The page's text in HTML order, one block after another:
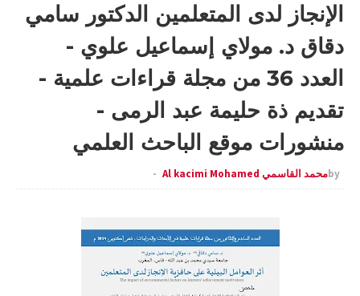
الإنجاز لدى المتعلمين الدكتور سامي
دقاق د. مولاي إسماعيل علوي -
العدد 36 من مجلة قراءات علمية -
تقديم ذة حليمة عبد الرمى -
منشورات موقع الباحث العلمي
byمحمد القاسمي Al kacimi Mohamed